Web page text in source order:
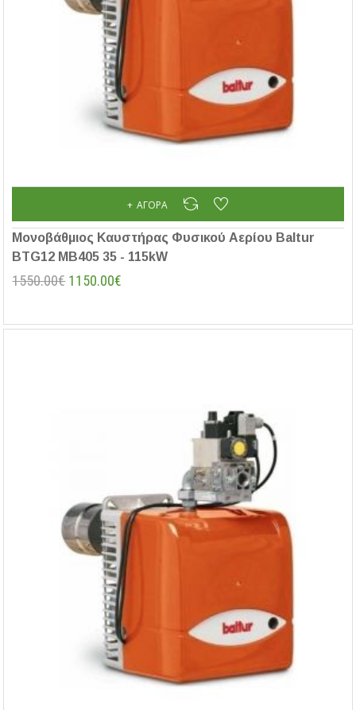
Μονοβάθμιος Καυστήρας Φυσικού Αερίου Baltur
BTG12 MB405 35 - 115kW
1550.00€ 1150.00€
ΑΓΟΡΆ